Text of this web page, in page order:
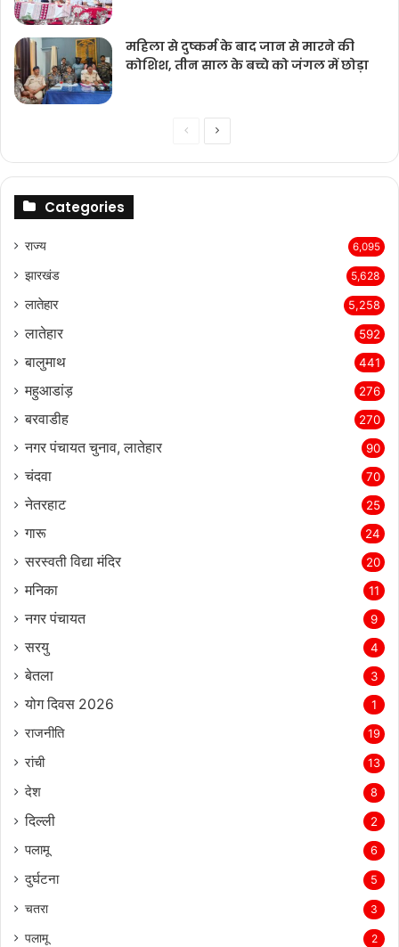
महिला से दुष्कर्म के बाद जान से मारने की
कोशिश, तीन साल के बच्चे को जंगल में छोड़ा
PreviousNext
Categories
राज्‍य 6,095
झारखंड 5,628
लातेहार 5,258
लातेहार 592
बालुमाथ 441
महुआडांड़ 276
बरवाडीह 270
नगर पंचायत चुनाव, लातेहार 90
चंदवा 70
नेतरहाट 25
गारू 24
सरस्‍वती विद्या मंदिर 20
मनिका 11
नगर पंचायत 9
सरयु 4
बेतला 3
योग दिवस 2026 1
राजनीति 19
रांची 13
देश 8
दिल्‍ली 2
पलामू 6
दुर्घटना 5
चतरा 3
पलामू 2